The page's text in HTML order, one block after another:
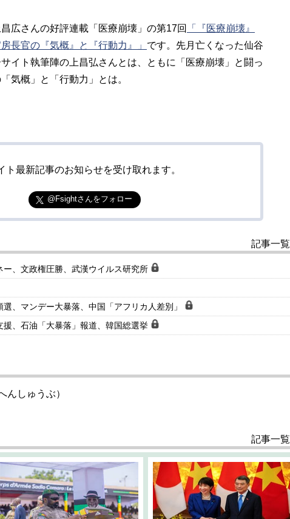
広さんの好評連載「医療崩壊」の第17回
「『医療崩壊』
長官の『気概』と『行動力』」 です。先月亡くなった仙谷
イト執筆陣の上昌弘さんとは、ともに「医療崩壊」と闘っ
気概」と「行動力」とは。
ト最新記事のお知らせを受け取れます。
@Fsightさんをフォロー
記事一覧
ー、文政権圧勝、武漢ウイルス研究所
選、マンデー大暴落、中国「アフリカ人差別」
援、石油「大暴落」報道、韓国総選挙
んしゅうぶ）
記事一覧